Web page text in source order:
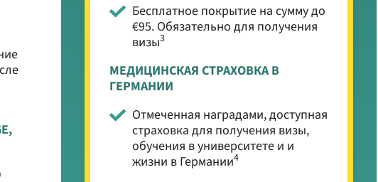
Бесплатное покрытие на сумму до
€95. Обязательно для получения
визы3
МЕДИЦИНСКАЯ СТРАХОВКА В
ГЕРМАНИИ
Отмеченная наградами, доступная
страховка для получения визы,
обучения в университете и и
жизни в Германии4